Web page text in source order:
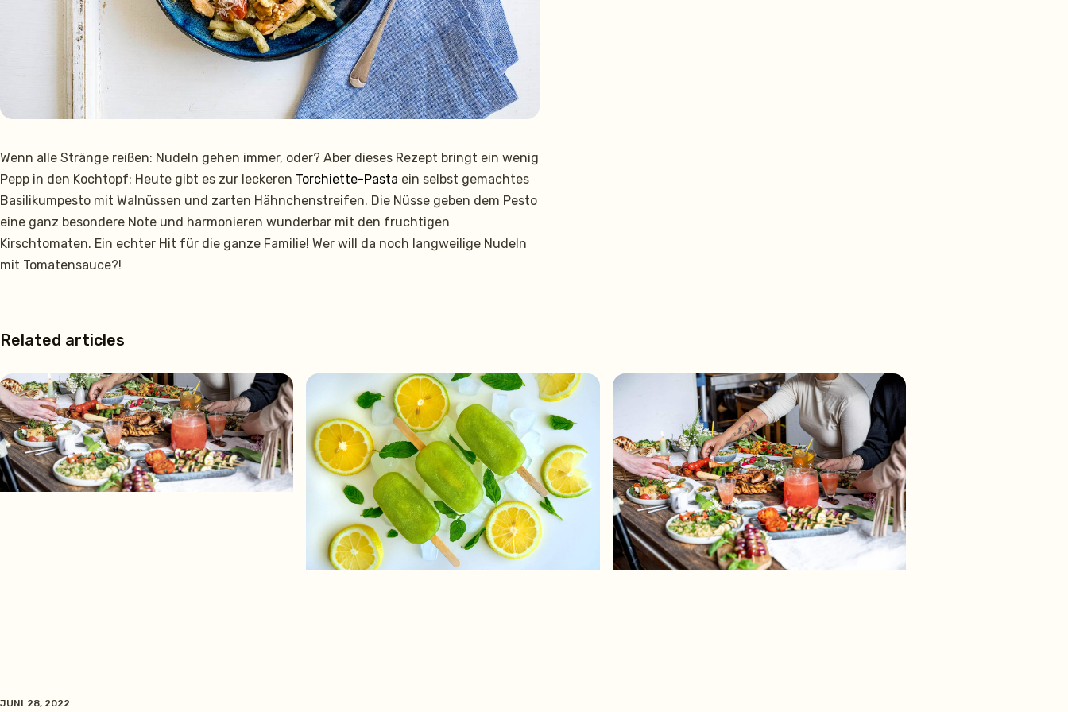
Wenn alle Stränge reißen: Nudeln gehen immer, oder? Aber dieses Rezept bringt ein wenig
Pepp in den Kochtopf: Heute gibt es zur leckeren Torchiette-Pasta ein selbst gemachtes
Basilikumpesto mit Walnüssen und zarten Hähnchenstreifen. Die Nüsse geben dem Pesto
eine ganz besondere Note und harmonieren wunderbar mit den fruchtigen
Kirschtomaten. Ein echter Hit für die ganze Familie! Wer will da noch langweilige Nudeln
mit Tomatensauce?!
Related articles
JUNI 28, 2022